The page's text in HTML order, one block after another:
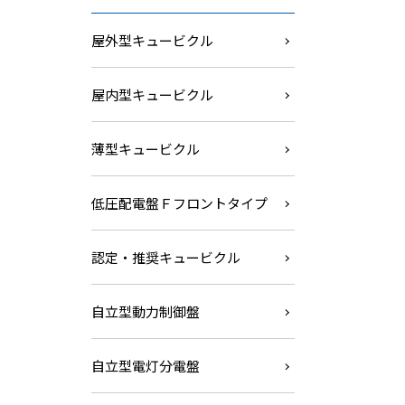
屋外型キュービクル
屋内型キュービクル
薄型キュービクル
低圧配電盤Ｆフロントタイプ
認定・推奨キュービクル
自立型動力制御盤
自立型電灯分電盤